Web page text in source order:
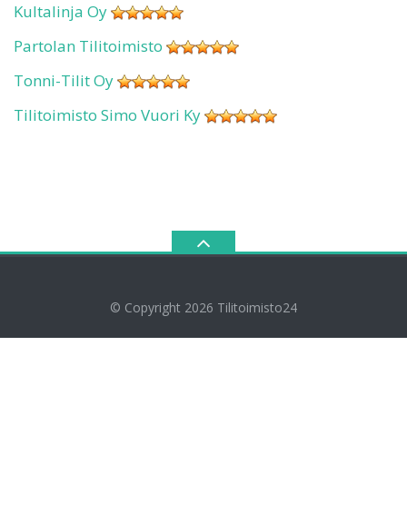
Kultalinja Oy
Partolan Tilitoimisto
Tonni-Tilit Oy
Tilitoimisto Simo Vuori Ky
© Copyright 2026 Tilitoimisto24